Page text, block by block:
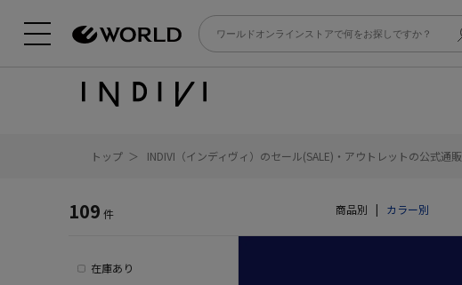
トップ INDIVI（インディヴィ）のセール(SALE)・アウトレットの公式通販
109 件 商品別 | カラー別
在庫あり